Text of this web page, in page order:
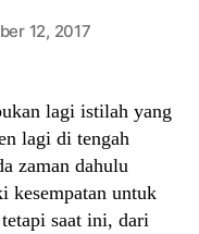
12, 2017
lagi istilah yang
lagi di tengah
zaman dahulu
kesempatan untuk
saat ini, dari